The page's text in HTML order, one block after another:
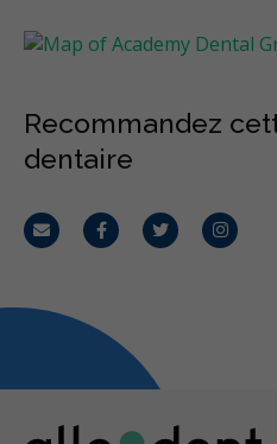
Recommandez
dentaire
CourrielFacebookTwitter